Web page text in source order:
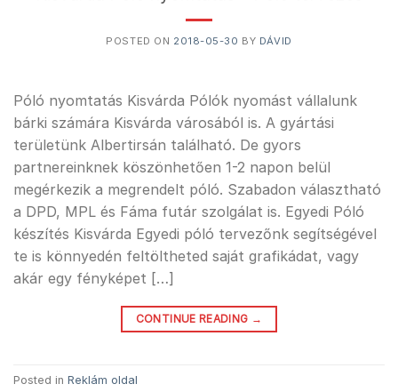
POSTED ON 2018-05-30 BY DÁVID
Póló nyomtatás Kisvárda Pólók nyomást vállalunk
bárki számára Kisvárda városából is. A gyártási
területünk Albertirsán található. De gyors
partnereinknek köszönhetően 1-2 napon belül
megérkezik a megrendelt póló. Szabadon választható
a DPD, MPL és Fáma futár szolgálat is. Egyedi Póló
készítés Kisvárda Egyedi póló tervezőnk segítségével
te is könnyedén feltöltheted saját grafikádat, vagy
akár egy fényképet […]
CONTINUE READING →
Posted in Reklám oldal